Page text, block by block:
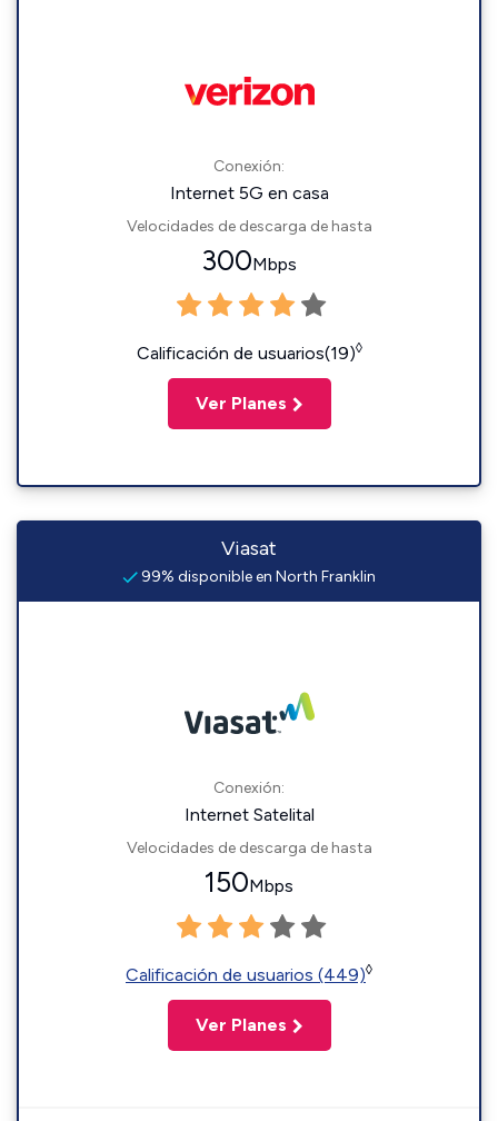
Conexión:
Internet 5G en casa
Velocidades de descarga de hasta
300Mbps
Calificación de usuarios(19)◊
Ver Planes
Viasat
99% disponible en North Franklin
Conexión:
Internet Satelital
Velocidades de descarga de hasta
150Mbps
Calificación de usuarios (449)◊
Ver Planes